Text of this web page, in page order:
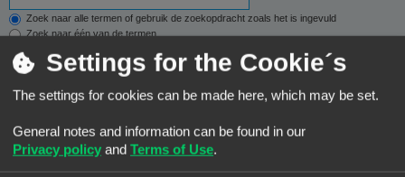
Zoek naar alle termen of gebruik de zoekopdracht zoals het is ingevuld
Zoek naar één van de termen
Zoek naar auteur:
Gebruik * als een joker voor gedeeltelijke overeenkomsten.
Zoeken in forums:
Selecteer het forum of de forums die je wil doorzoeken. Subforums worden automatisch
doorzocht als je “Doorzoek subforums“ hieronder niet uitschakelt.
Settings for the Cookie´s
The settings for cookies can be made here, which may be set.
General notes and information can be found in our
Privacy policy and Terms of Use.